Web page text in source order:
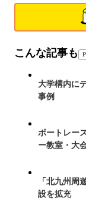
こんな記事も
大学構内に
事例
ボートレー
ー教室・大
「北九州周
設を拡充